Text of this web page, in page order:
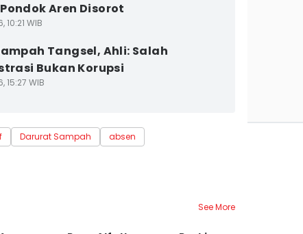
Aren Disorot
10:21 WIB
Tangsel, Ahli: Salah
Bukan Korupsi
15:27 WIB
Darurat Sampah absen
See More